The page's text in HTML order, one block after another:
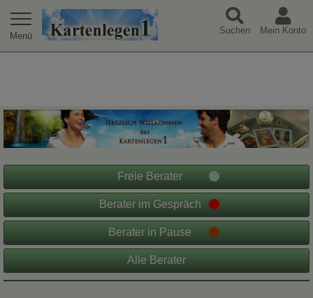
Warning
: Undefined array key "extref" in
/var/www/html/jk/kartenlegen1-tpl/index.php
Suchen Mein Konto
Freie Berater
Berater im Gespräch
Berater in Pause
Alle Berater